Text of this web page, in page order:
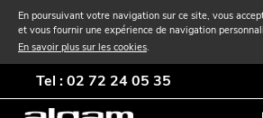
En poursuivant votre navigation sur ce site, vous
et vous fournir une expérience de navigation
En savoir plus sur les cookies.
Tel : 02 72 24 05 35